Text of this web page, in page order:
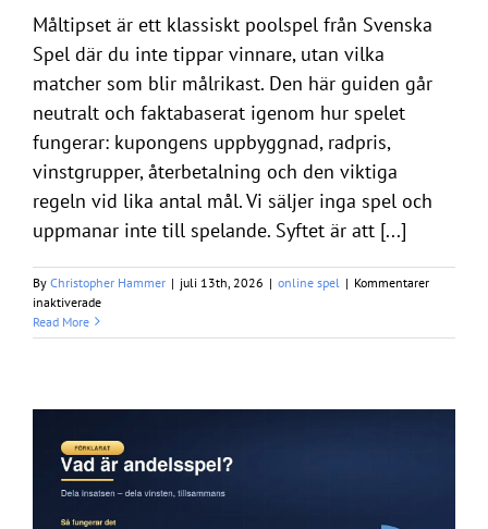
Måltipset är ett klassiskt poolspel från Svenska
Spel där du inte tippar vinnare, utan vilka
matcher som blir målrikast. Den här guiden går
neutralt och faktabaserat igenom hur spelet
fungerar: kupongens uppbyggnad, radpris,
vinstgrupper, återbetalning och den viktiga
regeln vid lika antal mål. Vi säljer inga spel och
uppmanar inte till spelande. Syftet är att [...]
By Christopher Hammer | juli 13th, 2026 | online spel | Kommentarer
inaktiveradeför
–
målspel
Read More